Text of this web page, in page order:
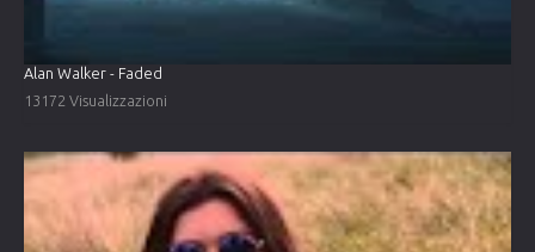
Alan Walker - Faded
13172 Visualizzazioni